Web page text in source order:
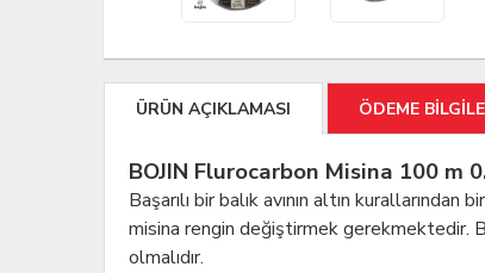
ÜRÜN AÇIKLAMASI ÖDEME
BOJIN Flurocarbon Misina 100 m
Başarılı bir balık avının altın
misina rengin değiştirmek gerekmektedir.
olmalıdır.